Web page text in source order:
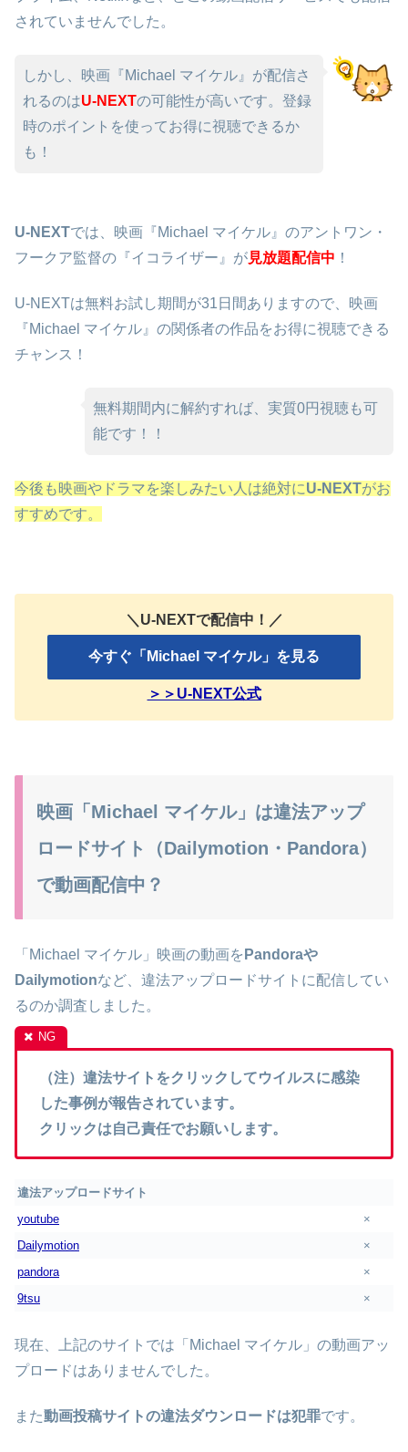
されていませんでした。
しかし、映画『Michael マイケル』が配信さ
れるのはU-NEXTの可能性が高いです。登録
時のポイントを使ってお得に視聴できるか
も！
U-NEXTでは、映画『Michael マイケル』のアントワン・
フークア監督の『イコライザー』が見放題配信中 ！
U-NEXTは無料お試し期間が31日間ありますので、映画
『Michael マイケル』の関係者の作品をお得に視聴できる
チャンス！
無料期間内に解約すれば、実質0円視聴も可
能です！！
今後も映画やドラマを楽しみたい人は絶対にU-NEXTがお
すすめです。
＼U-NEXTで配信中！／
今すぐ「Michael マイケル」を見る
＞＞U-NEXT公式
映画「Michael マイケル」は違法アップ
ロードサイト（Dailymotion・Pandora）
で動画配信中？
「Michael マイケル」映画の動画を Pandoraや
Dailymotionなど、違法アップロードサイトに配信してい
るのか調査しました。
（注）違法サイトをクリックしてウイルスに感染
した事例が報告されています。
クリックは自己責任でお願いします。
違法アップロードサイト
youtube
×
Dailymotion
×
pandora
×
9tsu
×
現在、上記のサイトでは「Michael マイケル」の動画アッ
プロードはありませんでした。
また動画投稿サイトの違法ダウンロードは犯罪です。